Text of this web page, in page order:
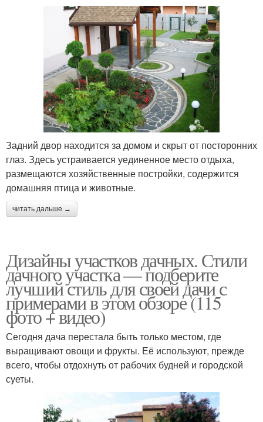
Задний двор находится за домом и скрыт от посторонних
глаз. Здесь устраивается уединенное место отдыха,
размещаются хозяйственные постройки, содержится
домашняя птица и животные.
читать дальше →
Дизайны участков дачных. Стили
дачного участка — подберите
лучший стиль для своей дачи с
примерами в этом обзоре (115
фото + видео)
Сегодня дача перестала быть только местом, где
выращивают овощи и фрукты. Её используют, прежде
всего, чтобы отдохнуть от рабочих будней и городской
суеты.